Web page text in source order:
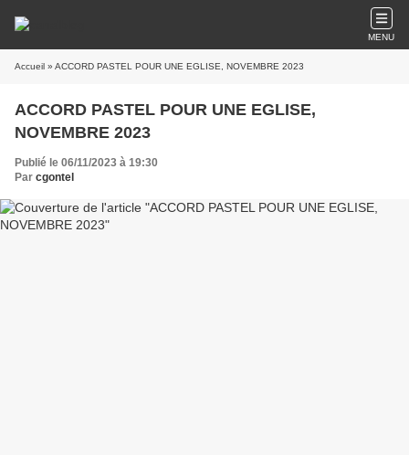
MENU
Accueil » ACCORD PASTEL POUR UNE EGLISE, NOVEMBRE 2023
ACCORD PASTEL POUR UNE EGLISE,
NOVEMBRE 2023
Publié le 06/11/2023 à 19:30
Par cgontel